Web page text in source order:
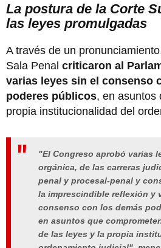
La postura de la Corte
las leyes promulgadas
A través de un
Sala Penal criticaron al
varias leyes sin el consenso
poderes públicos, en asuntos
propia institucionalidad del
"El Congreso aprobó varias
orgánica, de las carreras
penal y procesal-penal y
la imprescindible reflexión y
consenso con los demás
en asuntos que
de las leyes y la propia